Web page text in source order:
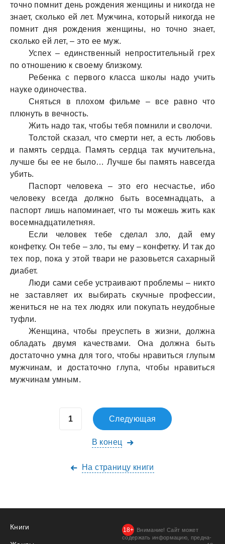
точно помнит день рождения женщины и никогда не
знает, сколько ей лет. Мужчина, который никогда не
помнит дня рождения женщины, но точно знает,
сколько ей лет, – это ее муж.
Успех – единственный непростительный грех
по отношению к своему близкому.
Ребенка с первого класса школы надо учить
науке одиночества.
Сняться в плохом фильме – все равно что
плюнуть в вечность.
Жить надо так, чтобы тебя помнили и сволочи.
Толстой сказал, что смерти нет, а есть любовь
и память сердца. Память сердца так мучительна,
лучше бы ее не было… Лучше бы память навсегда
убить.
Паспорт человека – это его несчастье, ибо
человеку всегда должно быть восемнадцать, а
паспорт лишь напоминает, что ты можешь жить как
восемнадцатилетняя.
Если человек тебе сделал зло, дай ему
конфетку. Он тебе – зло, ты ему – конфетку. И так до
тех пор, пока у этой твари не разовьется сахарный
диабет.
Люди сами себе устраивают проблемы – никто
не заставляет их выбирать скучные профессии,
жениться не на тех людях или покупать неудобные
туфли.
Женщина, чтобы преуспеть в жизни, должна
обладать двумя качествами. Она должна быть
достаточно умна для того, чтобы нравиться глупым
мужчинам, и достаточно глупа, чтобы нравиться
мужчинам умным.
Следующая
В конец
На страницу книги
Книги
Внимание! Сайт может
содержать информацию, предна­